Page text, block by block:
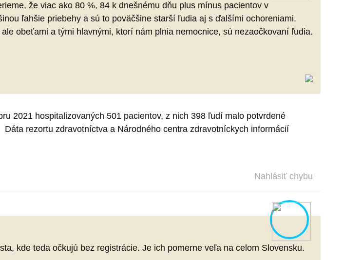
že viac ako 80 %, 84 k dnešnému dňu plus mínus pacientov v
ľahšie priebehy a sú to poväčšine starší ľudia aj s ďalšími ochoreniami.
obeťami a tými hlavnými, ktorí nám plnia nemocnice, sú nezaočkovaní ľudia.
2021 hospitalizovaných 501 pacientov, z nich 398 ľudí malo potvrdené
rezortu zdravotníctva a Národného centra zdravotníckych informácií
Nahlásiť chybu
kde teda očkujú bez registrácie. Je ich pomerne veľa na celom Slovensku.